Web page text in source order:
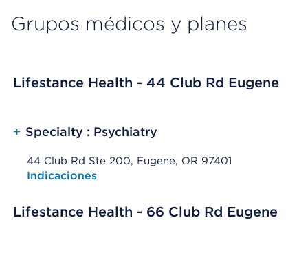
Grupos médicos y planes
Lifestance Health - 44 Club Rd Eugene
+ Specialty : Psychiatry
44 Club Rd Ste 200, Eugene, OR 97401
Opens native map application on mobile devices
Indicaciones
Lifestance Health - 66 Club Rd Eugene